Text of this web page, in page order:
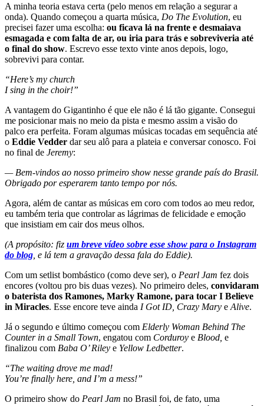
A minha teoria estava certa (pelo menos em relação a segurar a
onda). Quando começou a quarta música, Do The Evolution, eu
precisei fazer uma escolha: ou ficava lá na frente e desmaiava
esmagada e com falta de ar, ou iria para trás e sobreviveria até
o final do show. Escrevo esse texto vinte anos depois, logo,
sobrevivi para contar.
“Here’s my church
I sing in the choir!”
A vantagem do Gigantinho é que ele não é lá tão gigante. Consegui
me posicionar mais no meio da pista e mesmo assim a visão do
palco era perfeita. Foram algumas músicas tocadas em sequência até
o Eddie Vedder dar seu alô para a plateia e conversar conosco. Foi
no final de Jeremy:
— Bem-vindos ao nosso primeiro show nesse grande país do Brasil.
Obrigado por esperarem tanto tempo por nós.
Agora, além de cantar as músicas em coro com todos ao meu redor,
eu também teria que controlar as lágrimas de felicidade e emoção
que insistiam em cair dos meus olhos.
(A propósito: fiz um breve vídeo sobre esse show para o Instagram
do blog , e lá tem a gravação dessa fala do Eddie).
Com um setlist bombástico (como deve ser), o Pearl Jam fez dois
encores (voltou pro bis duas vezes). No primeiro deles, convidaram
o baterista dos Ramones, Marky Ramone, para tocar I Believe
in Miracles. Esse encore teve ainda I Got ID, Crazy Mary e Alive.
Já o segundo e último começou com Elderly Woman Behind The
Counter in a Small Town, engatou com Corduroy e Blood, e
finalizou com Baba O’ Riley e Yellow Ledbetter.
“The waiting drove me mad!
You’re finally here, and I’m a mess!”
O primeiro show do Pearl Jam no Brasil foi, de fato, uma